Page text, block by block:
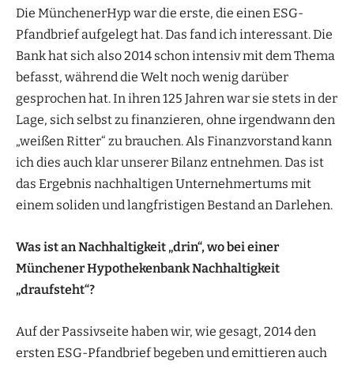
Die MünchenerHyp war die erste, die einen ESG-
Pfandbrief aufgelegt hat. Das fand ich interessant. Die
Bank hat sich also 2014 schon intensiv mit dem Thema
befasst, während die Welt noch wenig darüber
gesprochen hat. In ihren 125 Jahren war sie stets in der
Lage, sich selbst zu finanzieren, ohne irgendwann den
„weißen Ritter“ zu brauchen. Als Finanzvorstand kann
ich dies auch klar unserer Bilanz entnehmen. Das ist
das Ergebnis nachhaltigen Unternehmertums mit
einem soliden und langfristigen Bestand an Darlehen.
Was ist an Nachhaltigkeit „drin“, wo bei einer
Münchener Hypothekenbank Nachhaltigkeit
„draufsteht“?
Auf der Passivseite haben wir, wie gesagt, 2014 den
ersten ESG-Pfandbrief begeben und emittieren auch